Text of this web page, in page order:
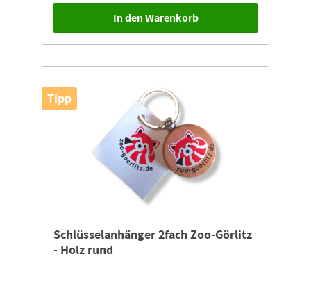
In den Warenkorb
Tipp
Schlüsselanhänger 2fach Zoo-Görlitz
- Holz rund